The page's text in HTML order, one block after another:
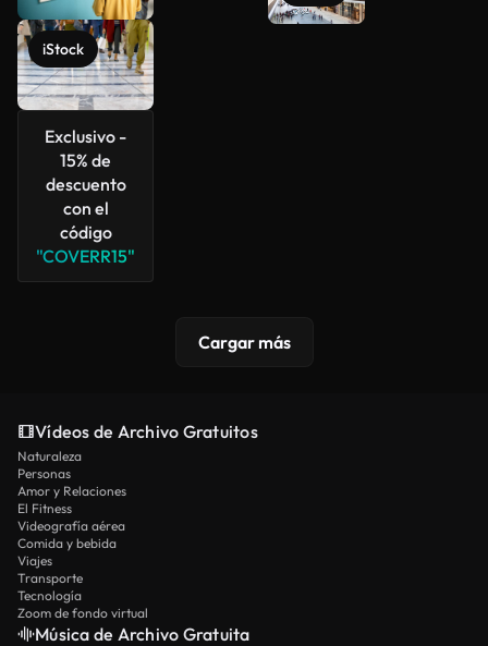
iStock
Exclusivo -
15% de
descuento
con el
código
"COVERR15"
Cargar más
Vídeos de Archivo Gratuitos
Naturaleza
Personas
Amor y Relaciones
El Fitness
Videografía aérea
Comida y bebida
Viajes
Transporte
Tecnología
Zoom de fondo virtual
Música de Archivo Gratuita